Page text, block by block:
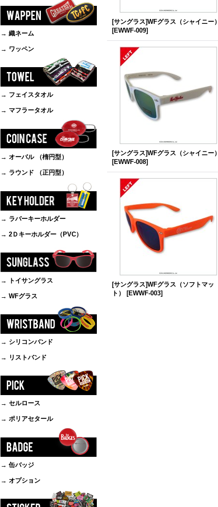
→ 織ネーム
→ ワッペン
→ フェイスタオル
→ マフラータオル
→ オーバル （楕円型）
→ ラウンド （正円型）
→ ラバーキーホルダー
→ 2Ｄキーホルダー（PVC）
→ トイサングラス
→ WFグラス
→ シリコンバンド
→ リストバンド
→ セルロース
→ ポリアセタール
→ 缶バッジ
→ オプション
[サングラス]WFグラス（シャイニー
[EWWF-009]
[サングラス]WFグラス（シャイニー
[EWWF-008]
[サングラス]WFグラス（ソフトマッ
ト）
[EWWF-003]